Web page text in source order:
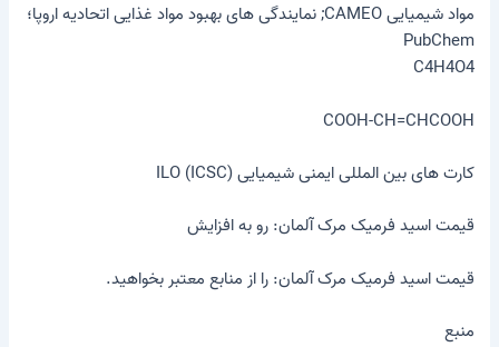
مواد شیمیایی CAMEO; نمایندگی های بهبود مواد غذایی اتحادیه اروپا؛
PubChem
C4H4O4
COOH-CH=CHCOOH
کارت های بین المللی ایمنی شیمیایی ILO (ICSC)
قیمت اسید فرمیک مرک آلمان: رو به افزایش
قیمت اسید فرمیک مرک آلمان: را از منابع معتبر بخواهید.
منبع